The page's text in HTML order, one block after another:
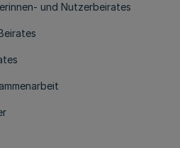
und Nutzerbeirates